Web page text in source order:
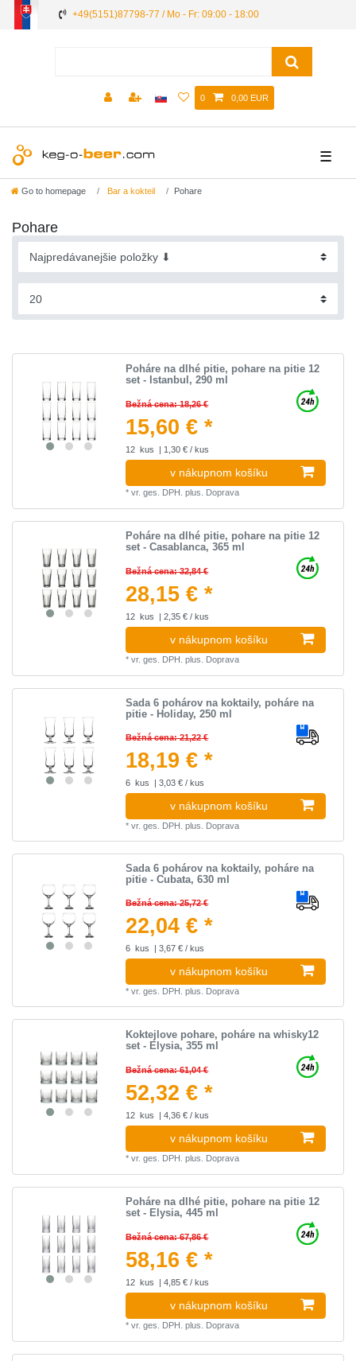
+49(5151)87798-77 / Mo - Fr: 09:00 - 18:00
0 0,00 EUR
☰
Go to homepage Bar a kokteil Pohare
Pohare
Poháre na dlhé pitie, pohare na pitie 12
set - Istanbul, 290 ml
Bežná cena: 18,26 €
15,60 € *
12 kus | 1,30 € / kus
v nákupnom košíku
*vr. ges. DPH. plus. Doprava
Poháre na dlhé pitie, pohare na pitie 12
set - Casablanca, 365 ml
Bežná cena: 32,84 €
28,15 € *
12 kus | 2,35 € / kus
v nákupnom košíku
*vr. ges. DPH. plus. Doprava
Sada 6 pohárov na koktaily, poháre na
pitie - Holiday, 250 ml
Bežná cena: 21,22 €
18,19 € *
6 kus | 3,03 € / kus
v nákupnom košíku
*vr. ges. DPH. plus. Doprava
Sada 6 pohárov na koktaily, poháre na
pitie - Cubata, 630 ml
Bežná cena: 25,72 €
22,04 € *
6 kus | 3,67 € / kus
v nákupnom košíku
*vr. ges. DPH. plus. Doprava
Koktejlove pohare, poháre na whisky12
set - Elysia, 355 ml
Bežná cena: 61,04 €
52,32 € *
12 kus | 4,36 € / kus
v nákupnom košíku
*vr. ges. DPH. plus. Doprava
Poháre na dlhé pitie, pohare na pitie 12
set - Elysia, 445 ml
Bežná cena: 67,86 €
58,16 € *
12 kus | 4,85 € / kus
v nákupnom košíku
*vr. ges. DPH. plus. Doprava